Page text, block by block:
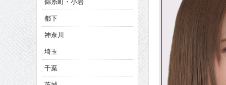
CINEMA×STYLE 286号
CINEMA×STYLE 285号
CINEMA×STYLE 294号
都下
神奈川
埼玉
千葉